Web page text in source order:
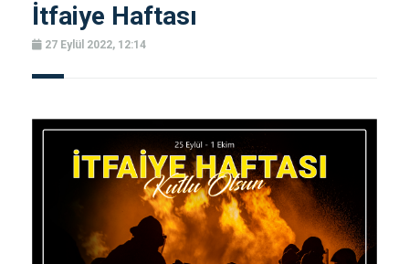
İtfaiye Haftası
27 Eylül 2022, 12:14